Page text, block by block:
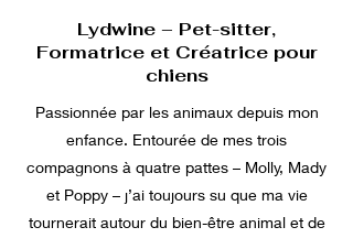
Lydwine – Pet-sitter,
Formatrice et Créatrice pour
chiens
Passionnée par les animaux depuis mon
enfance. Entourée de mes trois
compagnons à quatre pattes – Molly, Mady
et Poppy – j’ai toujours su que ma vie
tournerait autour du bien-être animal et de